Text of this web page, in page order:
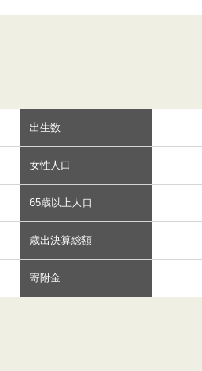
出生数
女性人口
65歳以上人口
歳出決算総額
寄附金